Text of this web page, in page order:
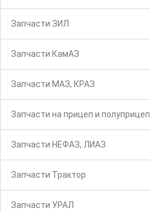
Запчасти ЗИЛ
Запчасти КамАЗ
Запчасти МАЗ, КРАЗ
Запчасти на прицеп и полуприцеп
Запчасти НЕФАЗ, ЛИАЗ
Запчасти Трактор
Запчасти УРАЛ